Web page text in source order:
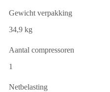
Gewicht verpakking
34,9 kg
Aantal compressoren
1
Netbelasting